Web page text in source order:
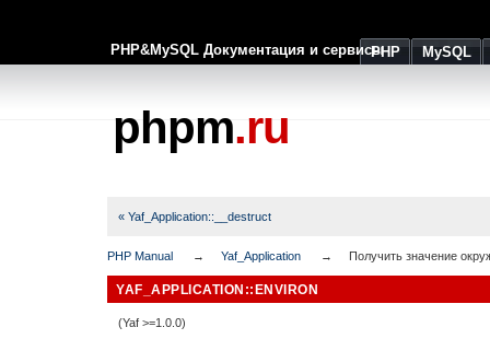
PHP&MySQL Документация и сервисыPHP MySQL
phpm.ru
« Yaf_Application::__destruct
PHP Manual Yaf_Application Получить значение
YAF_APPLICATION::ENVIRON
(Yaf >=1.0.0)